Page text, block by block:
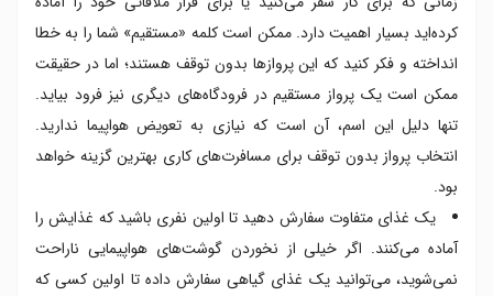
کرده‌اید بسیار اهمیت دارد. ممکن است کلمه «مستقیم» شما را به خطا
انداخته و فکر کنید که این پروازها بدون توقف هستند؛ اما در حقیقت
ممکن است یک پرواز مستقیم در فرودگاه‌های دیگری نیز فرود بیاید.
تنها دلیل این اسم، آن است که نیازی به تعویض هواپیما ندارید.
انتخاب پرواز بدون توقف برای مسافرت‌های کاری بهترین گزینه خواهد
بود.
یک غذای متفاوت سفارش دهید تا اولین نفری باشید که غذایش را
آماده می‌کنند. اگر خیلی از نخوردن گوشت‌های هواپیمایی ناراحت
نمی‌شوید، می‌توانید یک غذای گیاهی سفارش داده تا اولین کسی که